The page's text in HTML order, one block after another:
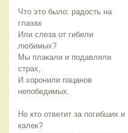
Что это было: радость на
глазах
Или слеза от гибели
любимых?
Мы плакали и подавляли
страх,
И хоронили пацанов
непобедимых.
Но кто ответит за погибших и
калек?